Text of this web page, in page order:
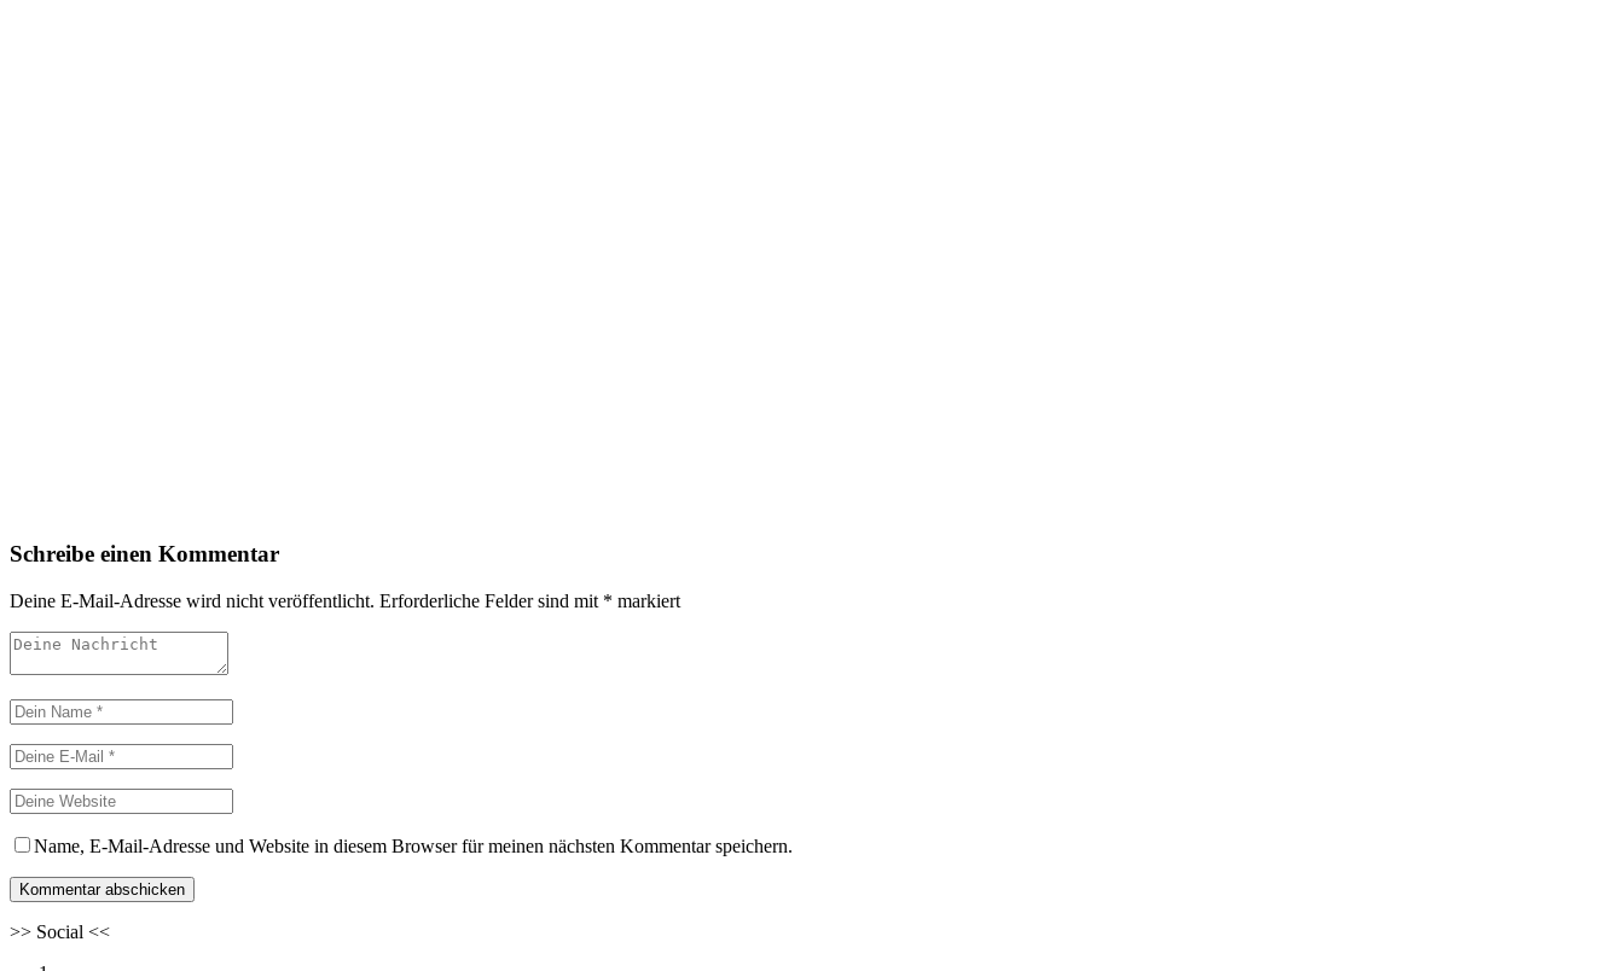
Schreibe einen Kommentar
Deine E-Mail-Adresse wird nicht veröffentlicht. Erforderliche Felder sind mit * markiert
Name, E-Mail-Adresse und Website in diesem Browser für meinen nächsten Kommentar speichern.
>> Social <<